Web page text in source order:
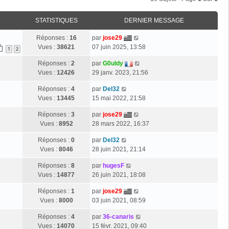
STATISTIQUES DERNIER MESSAGE
1 2
Réponses : 16
Vues : 38621
par jose29
07 juin 2025, 13:58
Réponses : 2
Vues : 12426
par G0uldy
29 janv. 2023, 21:56
Réponses : 4
Vues : 13445
par Del32
15 mai 2022, 21:58
Réponses : 3
Vues : 8952
par jose29
28 mars 2022, 16:37
Réponses : 0
Vues : 8046
par Del32
28 juin 2021, 21:14
Réponses : 8
Vues : 14877
par hugesF
26 juin 2021, 18:08
Réponses : 1
Vues : 8000
par jose29
03 juin 2021, 08:59
Réponses : 4
Vues : 14070
par 36-canaris
15 févr. 2021, 09:40